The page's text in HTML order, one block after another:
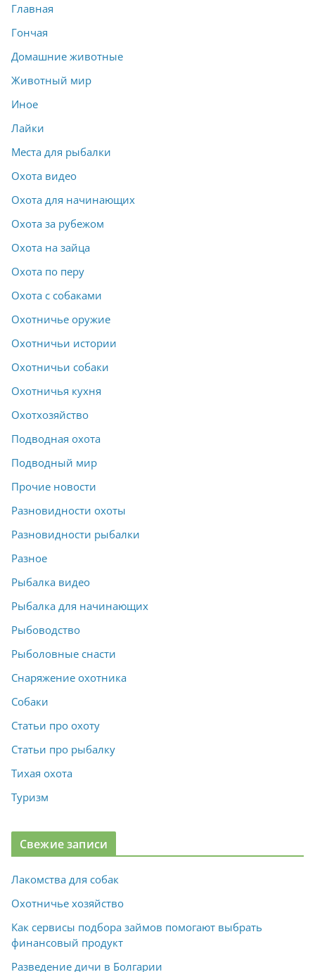
Главная
Гончая
Домашние животные
Животный мир
Иное
Лайки
Места для рыбалки
Охота видео
Охота для начинающих
Охота за рубежом
Охота на зайца
Охота по перу
Охота с собаками
Охотничье оружие
Охотничьи истории
Охотничьи собаки
Охотничья кухня
Охотхозяйство
Подводная охота
Подводный мир
Прочие новости
Разновидности охоты
Разновидности рыбалки
Разное
Рыбалка видео
Рыбалка для начинающих
Рыбоводство
Рыболовные снасти
Снаряжение охотника
Собаки
Статьи про охоту
Статьи про рыбалку
Тихая охота
Туризм
Свежие записи
Лакомства для собак
Охотничье хозяйство
Как сервисы подбора займов помогают выбрать
финансовый продукт
Разведение дичи в Болгарии